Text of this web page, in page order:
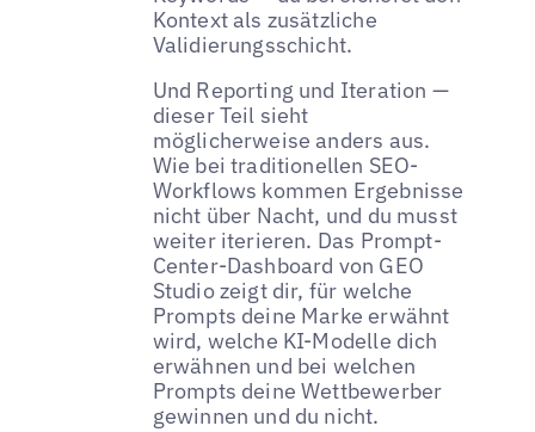
Kontext als zusätzliche
Validierungsschicht.
Und Reporting und Iteration —
dieser Teil sieht
möglicherweise anders aus.
Wie bei traditionellen SEO-
Workflows kommen Ergebnisse
nicht über Nacht, und du musst
weiter iterieren. Das Prompt-
Center-Dashboard von GEO
Studio zeigt dir, für welche
Prompts deine Marke erwähnt
wird, welche KI-Modelle dich
erwähnen und bei welchen
Prompts deine Wettbewerber
gewinnen und du nicht.